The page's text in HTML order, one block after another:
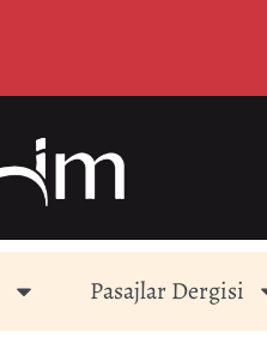
Pasajlar Dergisi